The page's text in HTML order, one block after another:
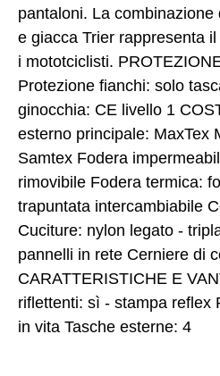
pantaloni. La
e giacca Trier rappresenta
i mototciclisti.
Protezione fianchi: solo
ginocchia: CE livello 1
esterno principale: MaxTex
Samtex Fodera
rimovibile Fodera termica:
trapuntata intercambiabile
Cuciture: nylon legato -
pannelli in rete Cerniere di
CARATTERISTICHE E
riflettenti: sì - stampa reflex
in vita Tasche esterne: 4